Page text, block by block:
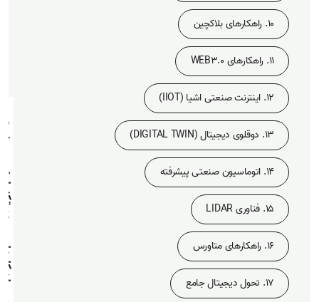
خدمات و
10. راهکارهای بلاکچین
11. راهکارهای WEB3.0
12. اینترنت صنعتی اشیا (IIOT)
13. دوقلوی دیجیتال (DIGITAL TWIN)
14. اتوماسیون صنعتی پیشرفته
15. فناوری LIDAR
16. راهکارهای متاورس
17. تحول دیجیتال جامع